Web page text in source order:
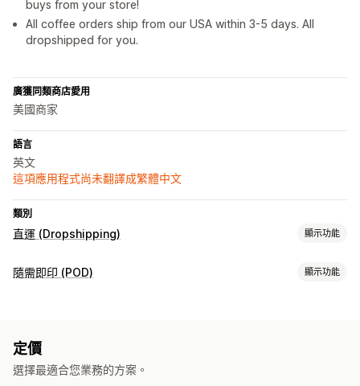
buys from your store!
All coffee orders ship from our USA within 3-5 days. All
dropshipped for you.
廣獲同類商店愛用
美國商家
語言
英文
這項應用程式尚未翻譯成繁體中文
類別
直運 (Dropshipping) 顯示功能
可銷售商品
美國
隨需即印 (POD) 顯示功能
定價
選擇最適合您業務的方案。